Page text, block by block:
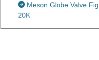
Meson Globe Valve
20K